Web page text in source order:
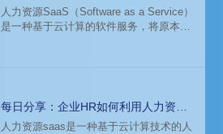
么好处？
​人力资源SaaS（Software as a Service）
是一种基于云计算的软件服务，将原本线
每日分享：企业HR如何利用人力资源
saas实现绩效自动化管理
​人力资源saas是一种基于云计算技术的人